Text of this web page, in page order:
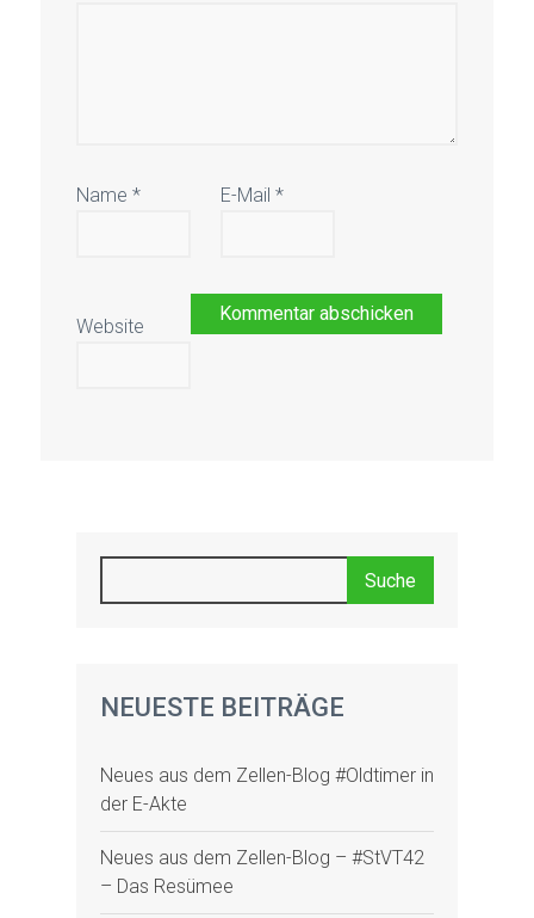
Name * E-Mail *
Website
NEUESTE BEITRÄGE
Neues aus dem Zellen-Blog #Oldtimer in
der E-Akte
Neues aus dem Zellen-Blog – #StVT42
– Das Resümee